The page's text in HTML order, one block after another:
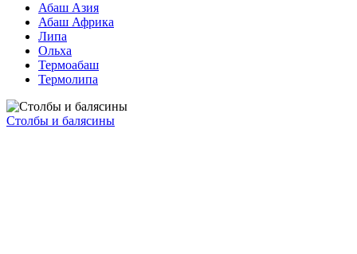
Абаш Азия
Абаш Африка
Липа
Ольха
Термоабаш
Термолипа
Столбы и балясины